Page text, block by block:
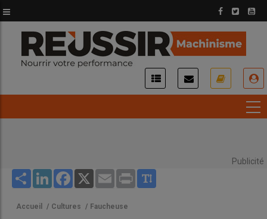
au
contenu
principal
Publicité
Share LinkedInFacebook
X Email Print
Accueil / Cultures / Faucheuse